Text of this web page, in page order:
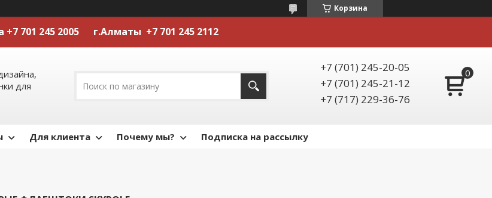
Корзина
+7 701 245 2005 г.Алматы +7 701 245 2112
для
+7 (701) 245-20-05
+7 (701) 245-21-12
+7 (717) 229-36-76
Для клиента Почему мы? Подписка на рассылку